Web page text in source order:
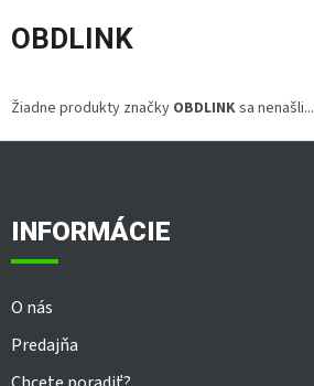
OBDLINK
Žiadne produkty značky OBDLINKsa nenašli...
INFORMÁCIE
O nás
Predajňa